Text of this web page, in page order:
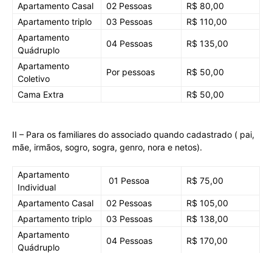
Apartamento Casal 02 Pessoas
R$ 80,00
Apartamento triplo
03 Pessoas
R$ 110,00
Apartamento
Quádruplo
04 Pessoas R$ 135,00
Apartamento
Coletivo
Por pessoas R$ 50,00
Cama Extra R$ 50,00
II – Para os familiares do associado quando cadastrado ( pai,
mãe, irmãos, sogro, sogra, genro, nora e netos).
Apartamento
Individual
01 Pessoa R$ 75,00
Apartamento Casal 02 Pessoas
R$ 105,00
Apartamento triplo
03 Pessoas
R$ 138,00
Apartamento
Quádruplo
04 Pessoas R$ 170,00